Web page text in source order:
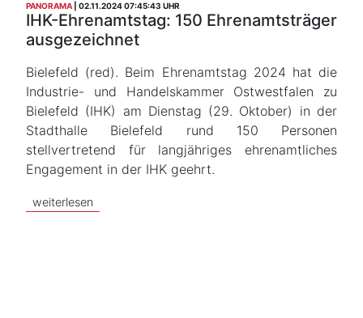
PANORAMA 02.11.2024 07:45:43 UHR
IHK-Ehrenamtstag: 150 Ehrenamtsträger
ausgezeichnet
Bielefeld (red). Beim Ehrenamtstag 2024 hat die
Industrie- und Handelskammer Ostwestfalen zu
Bielefeld (IHK) am Dienstag (29. Oktober) in der
Stadthalle Bielefeld rund 150 Personen
stellvertretend für langjähriges ehrenamtliches
Engagement in der IHK geehrt.
weiterlesen